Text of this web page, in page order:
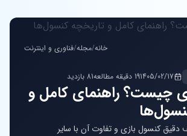
خانه/مجله/فناوری و اینترنت
1405/02/1719 دقیقه مطالعه 81 بازدید
چیست؟ راهنمای کامل و
دقیق کنسول بازی و تفاوت آن با سایر